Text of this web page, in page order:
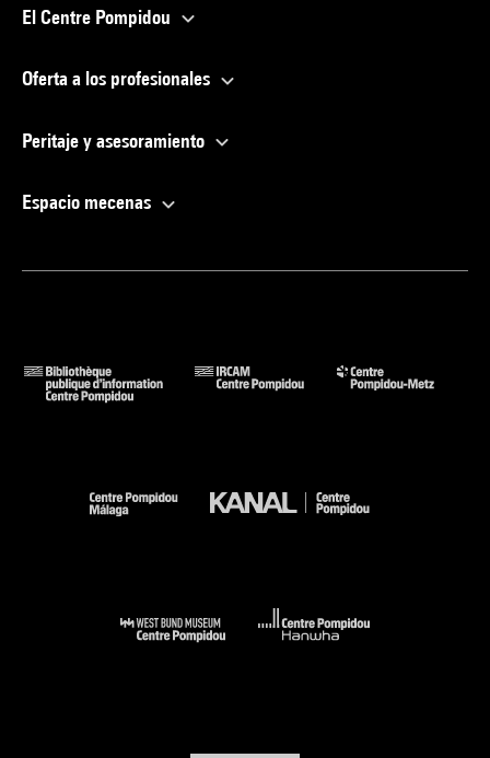
El Centre Pompidou
Oferta a los profesionales
Peritaje y asesoramiento
Espacio mecenas